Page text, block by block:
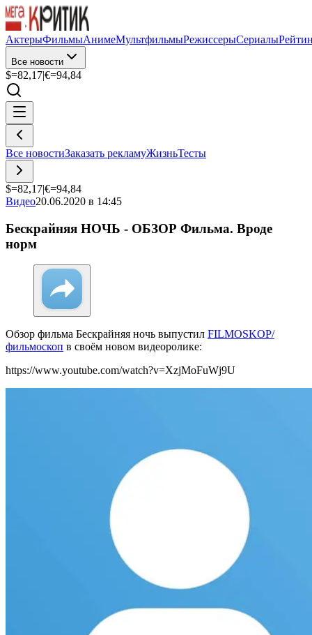
АктерыФильмыАнимеМультфильмыРежиссерыСериалы
Все новости
$=82,17|€=94,84
Все новостиЗаказать рекламуЖизньТесты
$=82,17|€=94,84
Видео20.06.2020 в 14:45
Бескрайняя НОЧЬ - ОБЗОР Фильма. Вроде
норм
Обзор фильма Бескрайняя ночь выпустил FILMOSKOP/
фильмоскоп в своём новом видеоролике:
https://www.youtube.com/watch?v=XzjMoFuWj9U